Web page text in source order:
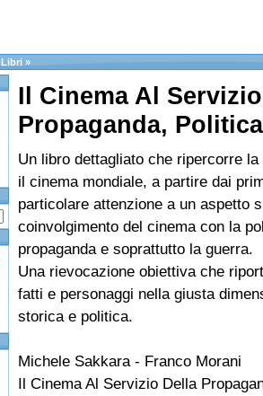
Libri »
Il Cinema Al
Propaganda,
Un libro dettagliato che ripercorre
il cinema mondiale, a partire dai
particolare attenzione a un aspetto
coinvolgimento del cinema con la
propaganda e soprattutto la guerra.
Una rievocazione obiettiva che
fatti e personaggi nella giusta
storica e politica.
Michele Sakkara - Franco Morani
Il Cinema Al Servizio Della